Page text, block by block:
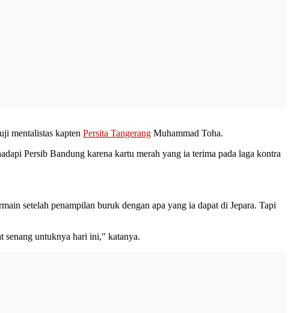
mentalistas kapten Persita Tangerang Muhammad Toha.
Persib Bandung karena kartu merah yang ia terima pada laga kontra
setelah penampilan buruk dengan apa yang ia dapat di Jepara. Tapi
senang untuknya hari ini," katanya.